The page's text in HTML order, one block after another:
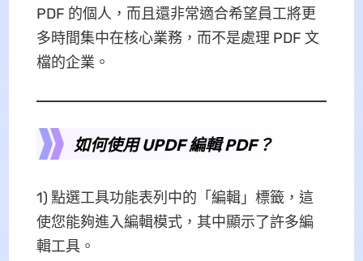
PDF 的個人，而且還非常適合希望員工將更
多時間集中在核心業務，而不是處理 PDF 文
檔的企業。
如何使用 UPDF 編輯 PDF？
1) 點選工具功能表列中的「編輯」標籤，這
使您能夠進入編輯模式，其中顯示了許多編
輯工具。